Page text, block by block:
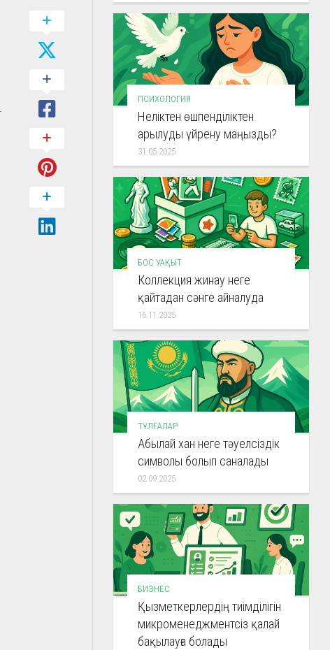
ПСИХОЛОГИЯ
Неліктен өшпенділіктен
арылуды үйрену маңызды?
31.05.2025
БОС УАҚЫТ
Коллекция жинау неге
қайтадан сәнге айналуда
16.11.2025
ТҰЛҒАЛАР
Абылай хан неге тәуелсіздік
символы болып саналады
02.09.2025
БИЗНЕС
Қызметкерлердің тиімділігін
микроменеджментсіз қалай
бақылауға болады